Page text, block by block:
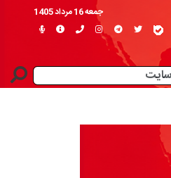
جمعه 16 مرداد 1405